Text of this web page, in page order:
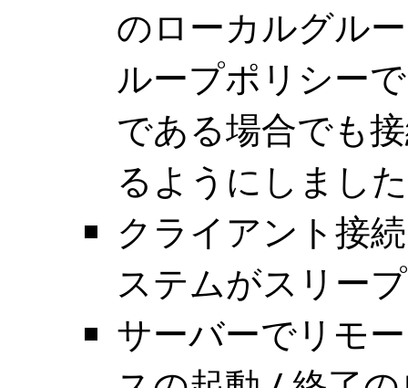
のローカルグル
ループポリシー
である場合でも
るようにしまし
クライアント接
ステムがスリー
サーバーでリモ